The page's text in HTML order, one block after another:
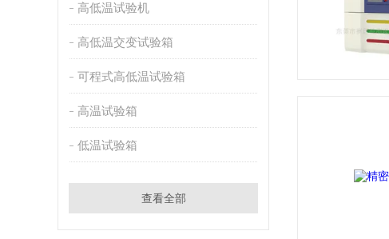
高低温试验机
高低温交变试验箱
可程式高低温试验箱
高温试验箱
低温试验箱
查看全部